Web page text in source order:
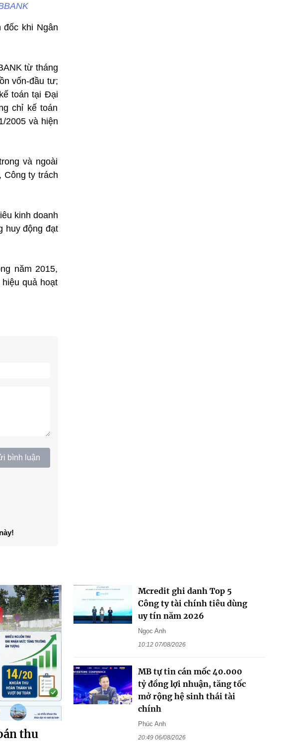
đốc khi Ngân
từ tháng
vốn-đầu tư;
toán tại Đại
chỉ kế toán
2005 và hiện
và ngoài
Công ty trách
kinh doanh
huy động đạt
năm 2015,
quả hoạt
bình luận
thu
Mcredit ghi danh Top 5
Công ty tài chính tiêu dùng
uy tín năm 2026
Ngọc Anh
10:12 07/08/2026
MB tự tin cán mốc 40.000
tỷ đồng lợi nhuận, tăng tốc
mở rộng hệ sinh thái tài
chính
Phúc Anh
20:49 06/08/2026